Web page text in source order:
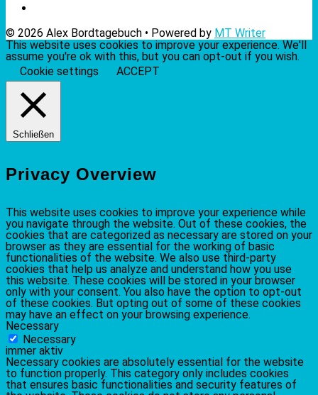
© 2026 Alex Bordtagebuch • Powered by MT Writer
This website uses cookies to improve your experience. We'll
assume you're ok with this, but you can opt-out if you wish.
Cookie settings
ACCEPT
Schließen
Privacy Overview
This website uses cookies to improve your experience while
you navigate through the website. Out of these cookies, the
cookies that are categorized as necessary are stored on your
browser as they are essential for the working of basic
functionalities of the website. We also use third-party
cookies that help us analyze and understand how you use
this website. These cookies will be stored in your browser
only with your consent. You also have the option to opt-out
of these cookies. But opting out of some of these cookies
may have an effect on your browsing experience.
Necessary
Necessary
immer aktiv
Necessary cookies are absolutely essential for the website
to function properly. This category only includes cookies
that ensures basic functionalities and security features of